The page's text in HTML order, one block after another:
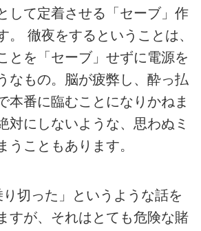
して定着させる「セーブ」作
。 徹夜をするということは、
とを「セーブ」せずに電源を
なもの。脳が疲弊し、酔っ払
本番に臨むことになりかねま
対にしないような、思わぬミ
うこともあります。
り切った」というような話を
すが、それはとても危険な賭